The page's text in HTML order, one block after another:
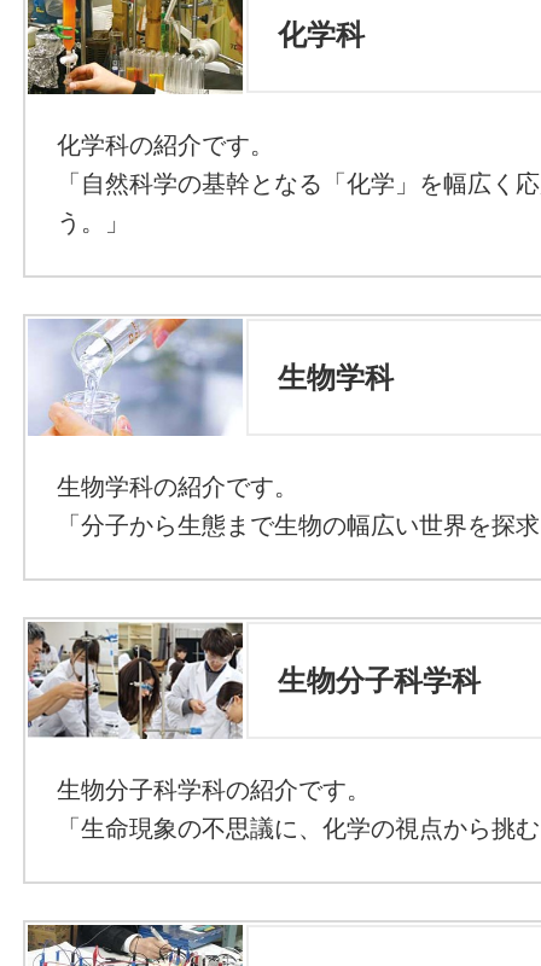
化学科
化学科の紹介です。
「自然科学の基幹となる「化学」を幅広く
う。」
生物学科
生物学科の紹介です。
「分子から生態まで生物の幅広い世界を探
生物分子科学科
生物分子科学科の紹介です。
「生命現象の不思議に、化学の視点から挑